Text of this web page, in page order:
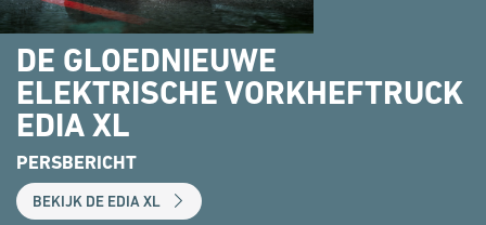
DE GLOEDNIEUWE
ELEKTRISCHE VORKHEFTRUCK
EDIA XL
PERSBERICHT
BEKIJK DE EDIA XL